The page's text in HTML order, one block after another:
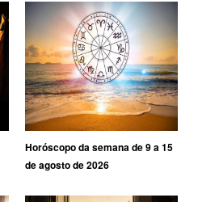
Horóscopo da semana de 9 a 15
de agosto de 2026